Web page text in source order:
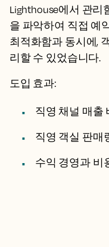
Lighthouse에서 관리
을 파악하여 직접 예
최적화함과 동시에,
리할 수 있었습니다.
도입 효과:
직영 채널 매출
직영 객실 판매
수익 경영과 비